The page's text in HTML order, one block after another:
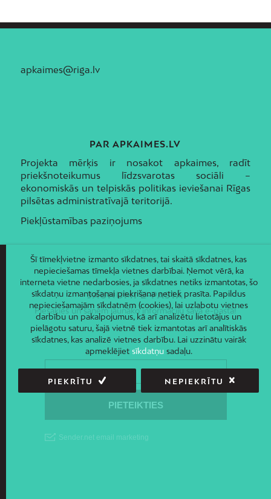
apkaimes@riga.lv
PAR APKAIMES.LV
Projekta mērķis ir nosakot apkaimes, radīt
priekšnoteikumus līdzsvarotas sociāli –
ekonomiskās un telpiskās politikas ieviešanai Rīgas
pilsētas administratīvajā teritorijā.
Piekļūstamības paziņojums
JAUNUMI E-PASTĀ
Piesakies un saņem jaunāko informāciju savā e-pastā!
Šī tīmekļvietne izmanto sīkdatnes, tai skaitā sīkdatnes, kas
nepieciešamas tīmekļa vietnes darbībai. Ņemot vērā, ka
interneta vietne nedarbosies, ja sīkdatnes netiks izmantotas, šo
sīkdatņu izmantošanai piekrišana netiek prasīta. Papildus
nepieciešamajām sīkdatnēm (cookies), lai uzlabotu vietnes
darbību un pakalpojumus, kā arī analizētu lietotājus un
pielāgotu saturu, šajā vietnē tiek izmantotas arī analītiskās
sīkdatnes, kas analizē vietnes darbību. Lai uzzinātu vairāk
apmeklējiet sīkdatņusadaļu.
PIEKRĪTU NEPIEKRĪTU